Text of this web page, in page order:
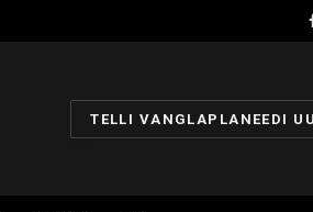
TELLI VANGLAPLANEEDI